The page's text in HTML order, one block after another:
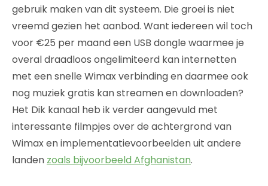
gebruik maken van dit systeem. Die groei is niet
vreemd gezien het aanbod. Want iedereen wil toch
voor €25 per maand een USB dongle waarmee je
overal draadloos ongelimiteerd kan internetten
met een snelle Wimax verbinding en daarmee ook
nog muziek gratis kan streamen en downloaden?
Het Dik kanaal heb ik verder aangevuld met
interessante filmpjes over de achtergrond van
Wimax en implementatievoorbeelden uit andere
landen zoals bijvoorbeeld Afghanistan.